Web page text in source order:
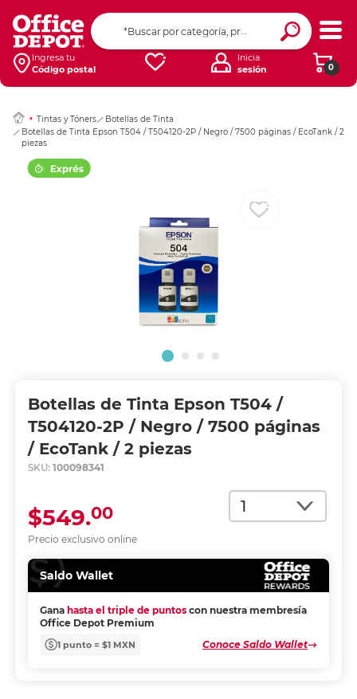
Ingresa tu
Código postal
0
Inicia
sesión
Tintas y Tóners
Botellas de Tinta
Botellas de Tinta Epson T504 / T504120-2P / Negro / 7500 páginas / EcoTank / 2
piezas
Botellas de Tinta Epson T504 /
T504120-2P / Negro / 7500 páginas
/ EcoTank / 2 piezas
SKU: 100098341
Cantidad
Precio exclusivo online
$549.00
Saldo Wallet
Gana hasta el triple de puntos con nuestra membresía
Office Depot Premium
1 punto = $1 MXN Conoce Saldo Wallet
Ingresar Codigo